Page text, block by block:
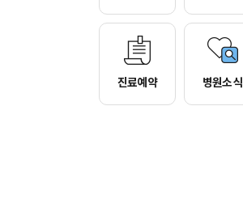
진료예약 병원소식